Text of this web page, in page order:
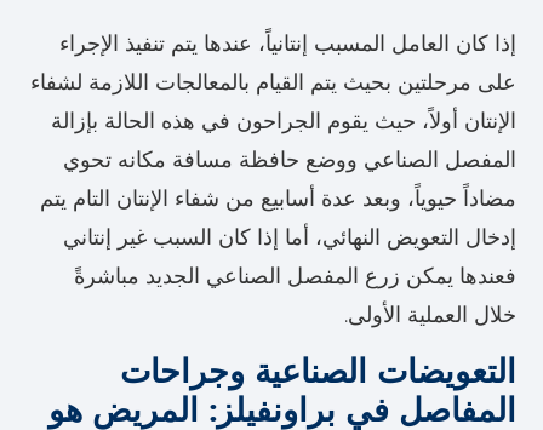
إذا كان العامل المسبب إنتانياً، عندها يتم تنفيذ الإجراء
على مرحلتين بحيث يتم القيام بالمعالجات اللازمة لشفاء
الإنتان أولاً، حيث يقوم الجراحون في هذه الحالة بإزالة
المفصل الصناعي ووضع حافظة مسافة مكانه تحوي
مضاداً حيوياً، وبعد عدة أسابيع من شفاء الإنتان التام يتم
إدخال التعويض النهائي، أما إذا كان السبب غير إنتاني
فعندها يمكن زرع المفصل الصناعي الجديد مباشرةً
خلال العملية الأولى.
التعويضات الصناعية وجراحات
المفاصل في براونفيلز: المريض هو